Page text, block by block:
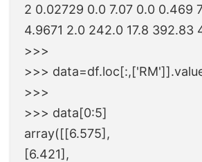
2 0.02729 0.0 7.07 0.0 0.469
4.9671 2.0 242.0 17.8 392.83
>>>
>>>
>>>
>>> data[0:5]
array([[6.575],
[6.421],